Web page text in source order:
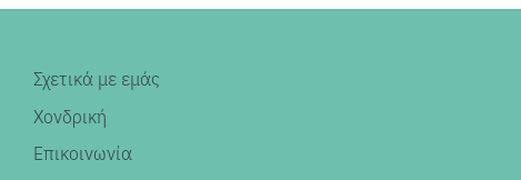
Σχετικά με εμάς
Χονδρική
Επικοινωνία